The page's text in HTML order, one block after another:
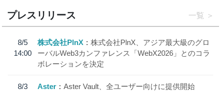
プレスリリース 一覧
8/5
14:00
株式会社PlnX
株式会社PlnX、アジア最大級のグロ
ーバルWeb3カンファレンス「WebX2026」とのコラ
ボレーションを決定
8/3
Aster Aster Vault、全ユーザー向けに提供開始